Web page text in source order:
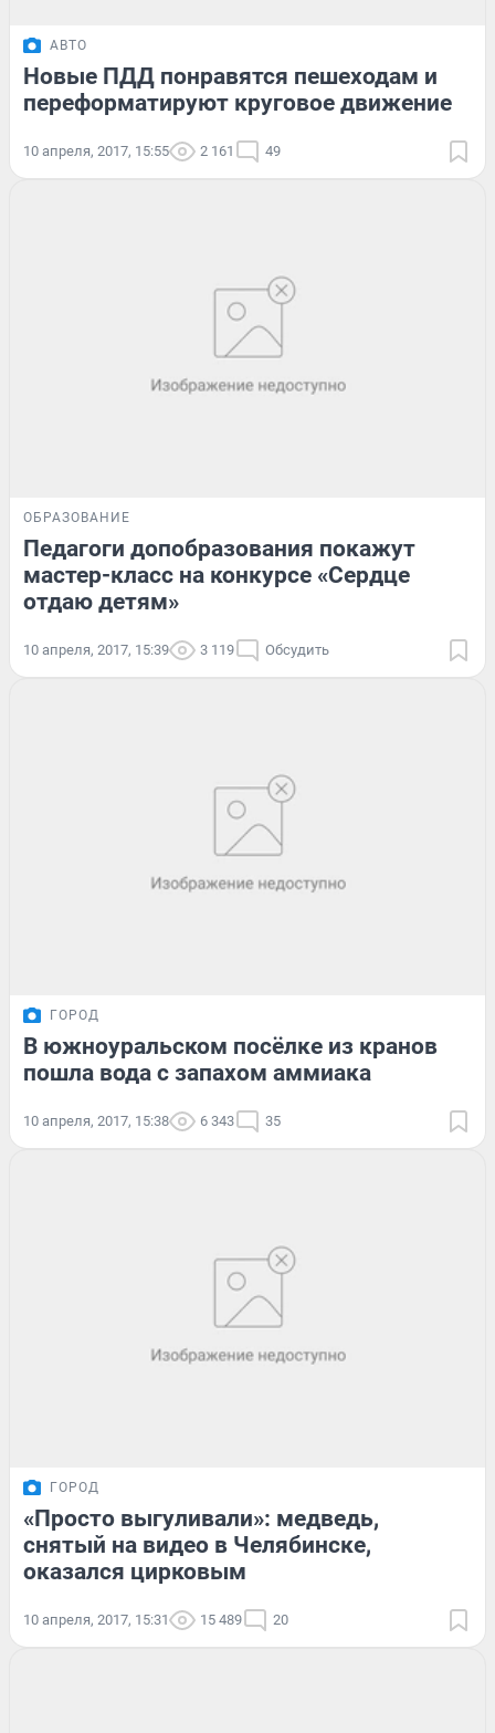
АВТО
Новые ПДД понравятся пешеходам и
переформатируют круговое движение
10 апреля, 2017, 15:55 2 161 49
ОБРАЗОВАНИЕ
Педагоги допобразования покажут
мастер-класс на конкурсе «Сердце
отдаю детям»
10 апреля, 2017, 15:39 3 119 Обсудить
ГОРОД
В южноуральском посёлке из кранов
пошла вода с запахом аммиака
10 апреля, 2017, 15:38 6 343 35
ГОРОД
«Просто выгуливали»: медведь,
снятый на видео в Челябинске,
оказался цирковым
10 апреля, 2017, 15:31 15 489 20